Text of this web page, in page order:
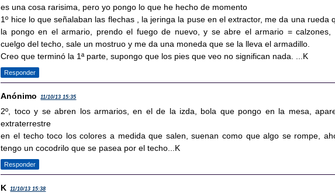
es una cosa rarisima, pero yo pongo lo que he hecho de momento
1º hice lo que señalaban las flechas , la jeringa la puse en el extractor, me da una rueda
la pongo en el armario, prendo el fuego de nuevo, y se abre el armario = calzones,
cuelgo del techo, sale un mostruo y me da una moneda que se la lleva el armadillo.
Creo que terminó la 1ª parte, supongo que los pies que veo no significan nada. ...K
Responder
Anónimo 11/10/13 15:35
2º, toco y se abren los armarios, en el de la izda, bola que pongo en la mesa,
extraterrestre
en el techo toco los colores a medida que salen, suenan como que algo se rompe,
tengo un cocodrilo que se pasea por el techo...K
Responder
K 11/10/13 15:38